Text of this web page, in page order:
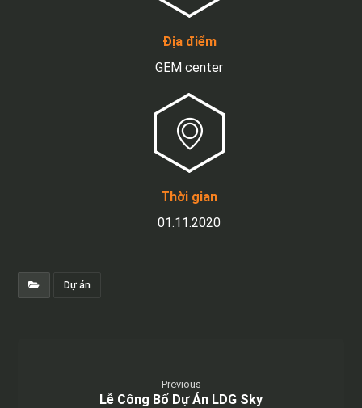
Địa điểm
GEM center
Thời gian
01.11.2020
Dự án
Previous
Lễ Công Bố Dự Án LDG Sky